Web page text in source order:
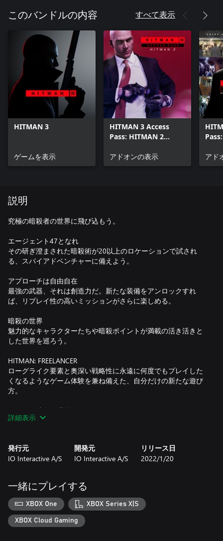
このバンドルの内容 すべて表示
HITMAN 3
ゲームを表示
HITMAN 3 Access
Pass: HITMAN 2
アドオンの表示
アド
説明
究極の暗殺者の世界に飛び込もう。
エージェント47となれ
その研ぎ澄まされた暗殺術が20以上のロケーションで試され
る、スパイアドベンチャーに備えよう。
アプローチは自由自在
最強の武器、それは創造力だ。新たな装備をアンロックすれ
ば、リプレイ性の高いミッションがさらに楽しめる。
暗殺の世界
魅力的なキャラクターたちや暗殺ポイントが満載の活き活きと
した世界を巡ろう。
HITMAN: FREELANCER
ローグライク要素と奥深い戦略性に永遠に何度でもプレイした
くなるようなゲーム体験を兼ね備えた、自分だけの新たな遊び
方。
HITMAN 暗殺の世界には、メインキャンペーン、コントラクト
モード、エスカレーション、エルーシブターゲット・アーケー
詳細表示
発行元
IO Interactive A/S
開発元
IO Interactive A/S
リリース日
2022/1/20
一緒にプレイする
XBOX One XBOX Series X|S
XBOX Cloud Gaming